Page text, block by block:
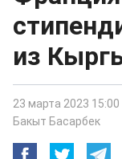
из
23 марта 2023 15:00
Бакыт Басарбек